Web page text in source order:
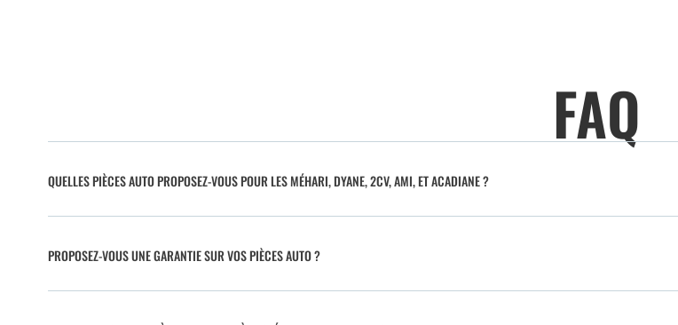
FAQ
QUELLES PIÈCES AUTO PROPOSEZ-VOUS POUR LES MÉHARI, DYANE, 2CV, AMI, ET ACADIANE ?
PROPOSEZ-VOUS UNE GARANTIE SUR VOS PIÈCES AUTO ?